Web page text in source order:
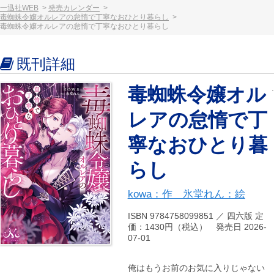
一迅社WEB
発売カレンダー
毒蜘蛛令嬢オルレアの怠惰で丁寧なおひとり暮らし
毒蜘蛛令嬢オルレアの怠惰で丁寧なおひとり暮らし
既刊詳細
毒蜘蛛令嬢オル
レアの怠惰で丁
寧なおひとり暮
らし
kowa：作 氷堂れん：絵
ISBN 9784758099851 ／ 四六版 定
価：1430円（税込） 発売日 2026-
07-01
俺はもうお前のお気に入りじゃない